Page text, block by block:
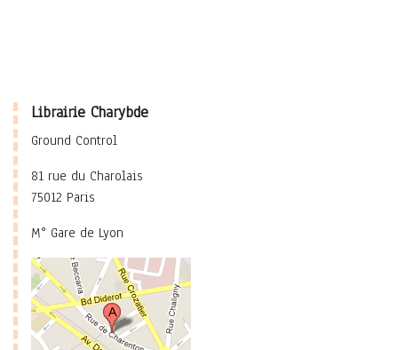
Librairie Charybde
Ground Control
81 rue du Charolais
75012 Paris
M° Gare de Lyon